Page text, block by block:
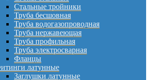
Стальные тройники
Труба бесшовная
Труба водогазопроводная
Труба нержавеющая
Труба профильная
Труба электросварная
Фланцы
латунные
Заглушки латунные